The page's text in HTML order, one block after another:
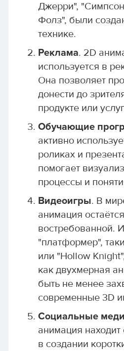
Джерри",
Фолз", были
технике.
Реклама. 2D
используется в
Она позволяет
донести до
продукте или
Обучающие
активно
роликах и
помогает
процессы и
Видеоигры. В
анимация остаётся
востребованной.
"платформер",
или "Hollow
как двухмерная
быть не менее
современные 3D
Социальные
анимация
в создании